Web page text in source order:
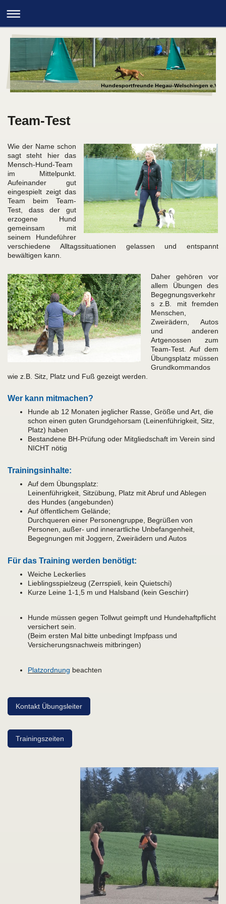
Hundesportfreunde Hegau-Welschingen e.V.
Team-Test
Wie der Name schon
sagt steht hier das
Mensch-Hund-Team
im Mittelpunkt.
Aufeinander gut
eingespielt zeigt das
Team beim Team-
Test, dass der gut
erzogene Hund
gemeinsam mit
seinem Hundeführer
verschiedene Alltagssituationen gelassen und entspannt
bewältigen kann.
Daher gehören vor
allem Übungen des
Begegnungsverkehr
s z.B. mit fremden
Menschen,
Zweirädern, Autos
und anderen
Artgenossen zum
Team-Test. Auf dem
Übungsplatz müssen
Grundkommandos
wie z.B. Sitz, Platz und Fuß gezeigt werden.
Wer kann mitmachen?
Hunde ab 12 Monaten jeglicher Rasse, Größe und Art, die
schon einen guten Grundgehorsam (Leinenführigkeit, Sitz,
Platz) haben
Bestandene BH-Prüfung oder Mitgliedschaft im Verein sind
NICHT nötig
Trainingsinhalte:
Auf dem Übungsplatz:
Leinenführigkeit, Sitzübung, Platz mit Abruf und Ablegen
des Hundes (angebunden)
Auf öffentlichem Gelände;
Durchqueren einer Personengruppe, Begrüßen von
Personen, außer- und innerartliche Unbefangenheit,
Begegnungen mit Joggern, Zweirädern und Autos
Für das Training werden benötigt:
Weiche Leckerlies
Lieblingsspielzeug (Zerrspieli, kein Quietschi)
Kurze Leine 1-1,5 m und Halsband (kein Geschirr)
Hunde müssen gegen Tollwut geimpft und Hundehaftpflicht
versichert sein.
(Beim ersten Mal bitte unbedingt Impfpass und
Versicherungsnachweis mitbringen)
Platzordnung beachten
Kontakt Übungsleiter
Trainingszeiten